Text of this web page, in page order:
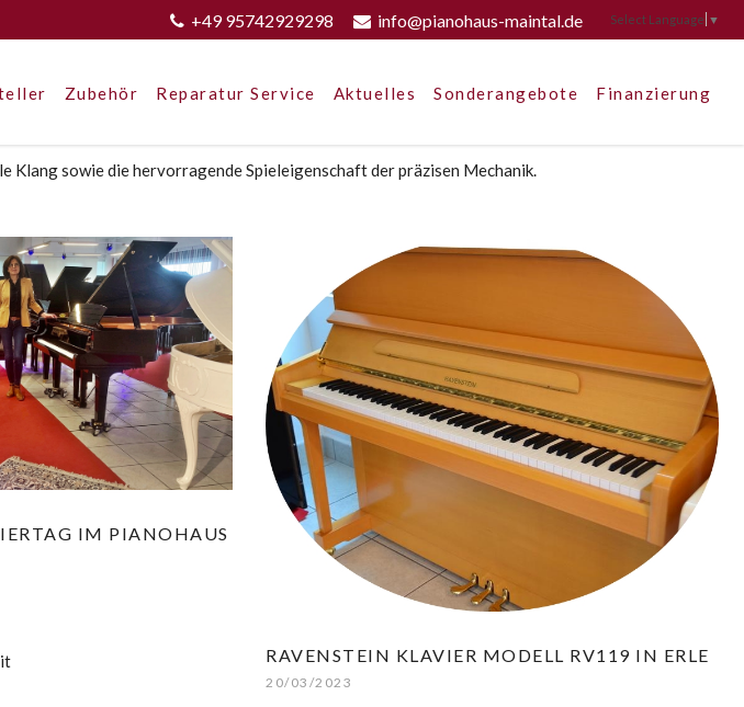
+49 95742929298 info@pianohaus-maintal.de Select Language ▼
Zubehör Reparatur Service Aktuelles Sonderangebote Finanzierung
Klang sowie die hervorragende Spieleigenschaft der präzisen Mechanik.
IM PIANOHAUS
RAVENSTEIN KLAVIER MODELL RV119 IN ERLE
20/03/2023